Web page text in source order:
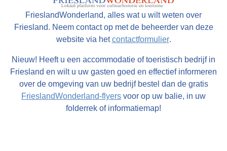
FrieslandWonderland, alles wat u wilt weten over
Friesland. Neem contact op met de beheerder van deze
website via hetcontactformulier.
Nieuw! Heeft u een accommodatie of toeristisch bedrijf in
Friesland en wilt u uw gasten goed en effectief informeren
over de omgeving van uw bedrijf bestel dan de gratis
FrieslandWonderland-flyers voor op uw balie, in uw
folderrek of informatiemap!